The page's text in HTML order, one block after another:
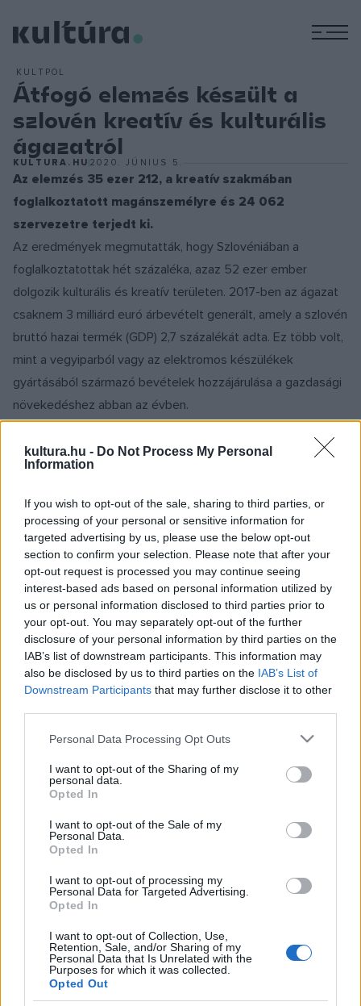
kultura.hu - Do Not Process My Personal
Information
If you wish to opt-out of the sale, sharing to third parties, or
processing of your personal or sensitive information for
targeted advertising by us, please use the below opt-out
section to confirm your selection. Please note that after your
opt-out request is processed you may continue seeing
interest-based ads based on personal information utilized by
us or personal information disclosed to third parties prior to
your opt-out. You may separately opt-out of the further
disclosure of your personal information by third parties on the
IAB’s list of downstream participants. This information may
also be disclosed by us to third parties on the IAB’s List of
Downstream Participants that may further disclose it to other
Please note that this website/app uses one or more Google
not limited to your visit or usage behaviour. You may click to
grant or deny consent to Google and its third-party tags to
use your data for below specified purposes in below Google
consent section.
Personal Data Processing Opt Outs
I want to opt-out of the Sharing of my
personal data.
Opted In
I want to opt-out of the Sale of my
Personal Data.
Opted In
I want to opt-out of processing my
Personal Data for Targeted Advertising.
Opted In
I want to opt-out of Collection, Use,
Retention, Sale, and/or Sharing of my
Personal Data that Is Unrelated with the
Purposes for which it was collected.
Opted Out
KULTPOL
Átfogó elemzés készült a
szlovén kreatív és kulturális
ágazatról
KULTURA.HU 2020. JÚNIUS 5.
Az elemzés 35 ezer 212, a kreatív szakmában
foglalkoztatott magánszemélyre és 24 062
szervezetre terjedt ki.
Az eredmények megmutatták, hogy Szlovéniában a
foglalkoztatottak hét százaléka, azaz 52 ezer ember
dolgozik kulturális és kreatív területen. 2017-ben az ágazat
csaknem 3 milliárd euró árbevételt generált, amely a szlovén
bruttó hazai termék (GDP) 2,7 százalékát adta. Ez több volt,
mint a vegyiparból vagy az elektromos készülékek
gyártásából származó bevételek hozzájárulása a gazdasági
növekedéshez abban az évben.
Szlovéniában a kulturális és kreatív szektor mérete és
szerepe a gazdasági növekedésben hasonló az uniós
átlaghoz. A vállalatok 8,4 százalékát (az EU-ban 8,3
százalék), a GDP 3,5 százalékát (az EU-ban 3,9 százalék) és
a munkavállalók 3,3 százalékát (az EU-ban 4,6 százalék)
teszi ki.
A kutatási eredményeket egy borsúra is kísérte, amely
rámutatott a kulturális és kreatív szektor fontosságára és
fejlesztési lehetőségeire. Ahhoz, hogy az ágazat
megerősödjön, kezelni kell a humánerőforrás- és készségek
hiányát, a kulturális és kreatív ágazat pénzügyi instabilitását,
rendszerét.
Az ágazat bár jól fejlett, hasonló problémákkal néz szembe,
növekedéshez és fejlesztéshez szükséges beruházások
hiányával, továbbá a mikrovállalkozások és az
önfoglalkoztatók működésének széttagoltságával.
igazgatója megjegyezte: a kultúra a koronavírus-járvány
gazdasági hatása által leginkább sújtott ágazatok egyike,
ezért a 2021-2027 közötti időszakra szóló következő